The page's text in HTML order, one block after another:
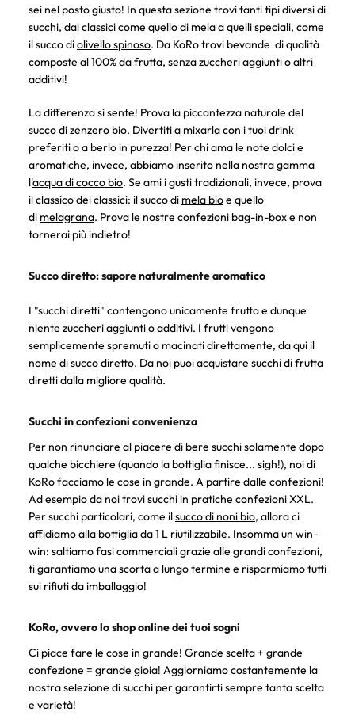
sei nel posto giusto! In questa sezione trovi tanti tipi diversi di
succhi, dai classici come quello di melaa quelli speciali, come
il succo diolivello spinoso. Da KoRo trovi bevande di qualità
composte al 100% da frutta, senza zuccheri aggiunti o altri
additivi!
La differenza si sente! Prova la piccantezza naturale del
succo dizenzero bio. Divertiti a mixarla con i tuoi drink
preferiti o a berlo in purezza! Per chi ama le note dolci e
aromatiche, invece, abbiamo inserito nella nostra gamma
l'acqua di cocco bio. Se ami i gusti tradizionali, invece, prova
il classico dei classici: il succo di mela bioe quello
di melagrana. Prova le nostre confezioni bag-in-box e non
tornerai più indietro!
Succo diretto: sapore naturalmente aromatico
I "succhi diretti" contengono unicamente frutta e dunque
niente zuccheri aggiunti o additivi. I frutti vengono
semplicemente spremuti o macinati direttamente, da qui il
nome di succo diretto. Da noi puoi acquistare succhi di frutta
diretti dalla migliore qualità.
Succhi in confezioni convenienza
Per non rinunciare al piacere di bere succhi solamente dopo
qualche bicchiere (quando la bottiglia finisce... sigh!), noi di
KoRo facciamo le cose in grande. A partire dalle confezioni!
Ad esempio da noi trovi succhi in pratiche confezioni XXL.
Per succhi particolari, come ilsucco di noni bio, allora ci
affidiamo alla bottiglia da 1 L riutilizzabile. Insomma un win-
win: saltiamo fasi commerciali grazie alle grandi confezioni,
ti garantiamo una scorta a lungo termine e risparmiamo tutti
sui rifiuti da imballaggio!
KoRo, ovvero lo shop online dei tuoi sogni
Ci piace fare le cose in grande! Grande scelta + grande
confezione = grande gioia! Aggiorniamo costantemente la
nostra selezione di succhi per garantirti sempre tanta scelta
e varietà!